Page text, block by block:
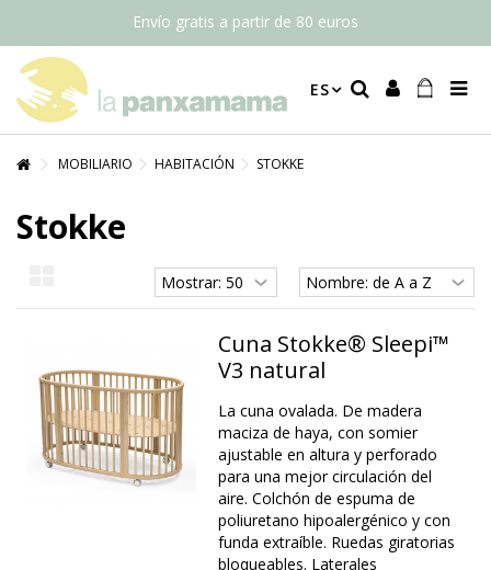
Envío gratis a partir de 80 euros
ES
MOBILIARIO HABITACIÓN STOKKE
Stokke
Cuna Stokke® Sleepi™
V3 natural
La cuna ovalada. De madera
maciza de haya, con somier
ajustable en altura y perforado
para una mejor circulación del
aire. Colchón de espuma de
poliuretano hipoalergénico y con
funda extraíble. Ruedas giratorias
bloqueables. Laterales